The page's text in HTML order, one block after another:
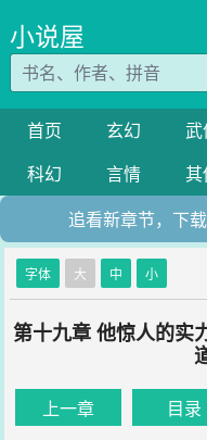
小说屋
首页 玄幻
科幻
言情
追看新章节，下
字体 大 中 小
第十九章 他惊人的实
上一章 目录